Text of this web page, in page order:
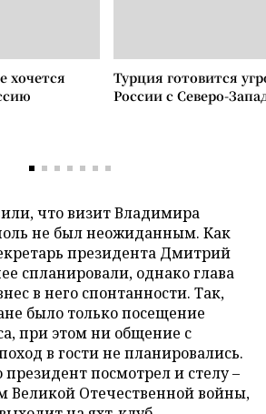
хочется
Турция готовится
России с Северо-
что визит Владимира
не был неожиданным. Как
президента Дмитрий
спланировали, однако глава
в него спонтанности. Так,
было только посещение
при этом ни общение с
в гости не планировались.
посмотрел и стелу –
Великой Отечественной войны,